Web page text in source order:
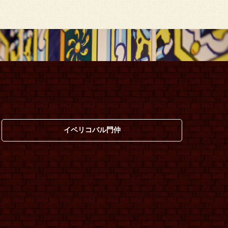
イベリコバル門仲